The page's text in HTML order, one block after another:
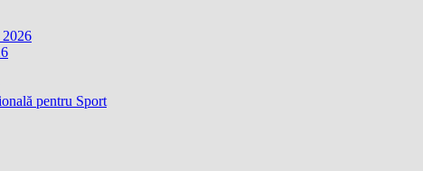
2026
pentru Sport